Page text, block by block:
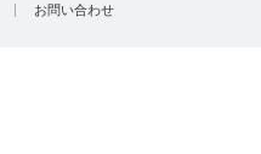
お問い合わせ